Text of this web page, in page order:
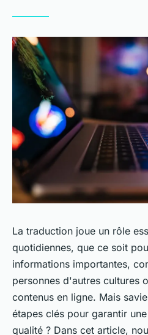
La traduction joue un rôle
quotidiennes, que ce soit
informations importantes,
personnes d'autres cultures
contenus en ligne. Mais
étapes clés pour garantir
qualité ? Dans cet article,